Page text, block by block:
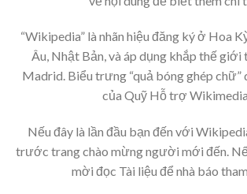
“Wikipedia” là nhãn hiệu đăng ký ở Hoa
Âu, Nhật Bản, và áp dụng khắp thế giới
Madrid. Biểu trưng “quả bóng ghép
của Quỹ Hỗ trợ
Nếu đây là lần đầu bạn đến với
trước trang chào mừng người mới đến.
mời đọc Tài liệu để nhà báo